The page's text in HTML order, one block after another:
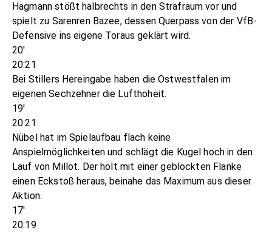
Hagmann stößt halbrechts in den Strafraum vor und
spielt zu Sarenren Bazee, dessen Querpass von der VfB-
Defensive ins eigene Toraus geklärt wird.
20'
20:21
Bei Stillers Hereingabe haben die Ostwestfalen im
eigenen Sechzehner die Lufthoheit.
19'
20:21
Nübel hat im Spielaufbau flach keine
Anspielmöglichkeiten und schlägt die Kugel hoch in den
Lauf von Millot. Der holt mit einer geblockten Flanke
einen Eckstoß heraus, beinahe das Maximum aus dieser
Aktion.
17'
20:19